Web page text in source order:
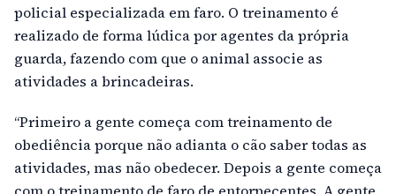
policial especializada em faro. O treinamento é
realizado de forma lúdica por agentes da própria
guarda, fazendo com que o animal associe as
atividades a brincadeiras.
“Primeiro a gente começa com treinamento de
obediência porque não adianta o cão saber todas as
atividades, mas não obedecer. Depois a gente começa